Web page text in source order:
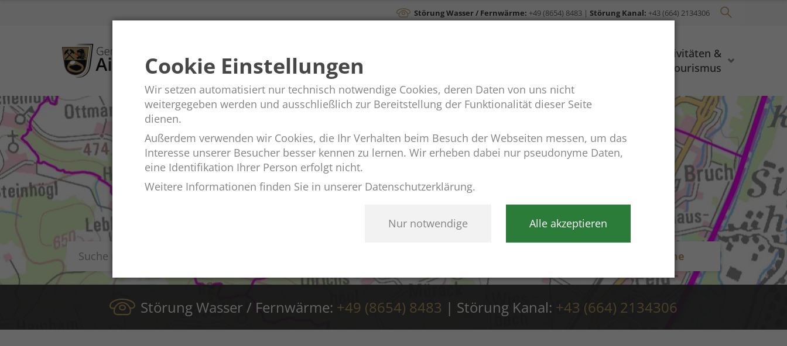
Störung Wasser / Fernwärme: +49 (8654) 8483 | Störung Kanal: +43 (664) 2134306
Verwaltung
Aktivitäten &
Tourismus
Rathaus online
Störung Wasser / Fernwärme: +49 (8654) 8483 | Störung Kanal: +43 (664) 2134306
Cookie Einstellungen
Wir setzen automatisiert nur technisch notwendige Cookies, deren Daten von uns nicht
weitergegeben werden und ausschließlich zur Bereitstellung der Funktionalität dieser Seite
dienen.
Außerdem verwenden wir Cookies, die Ihr Verhalten beim Besuch der Webseiten messen, um das
Interesse unserer Besucher besser kennen zu lernen. Wir erheben dabei nur pseudonyme Daten,
eine Identifikation Ihrer Person erfolgt nicht.
Weitere Informationen finden Sie in unserer Datenschutzerklärung.
Nur notwendige Alle akzeptieren